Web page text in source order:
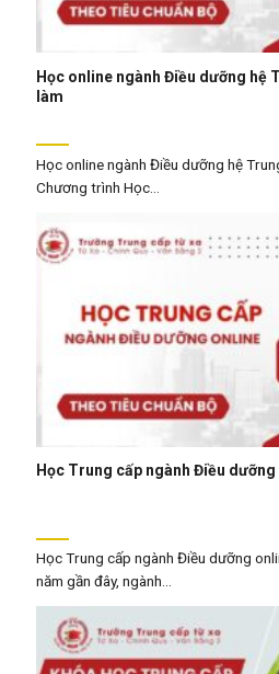
Học online ngành Điều dưỡng hệ
làm
Học online ngành Điều dưỡng hệ
Chương trình Học...
Học Trung cấp ngành Điều
Học Trung cấp ngành Điều dưỡng
năm gần đây, ngành...